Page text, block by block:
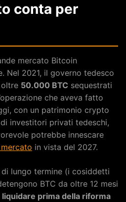
conta per
mercato Bitcoin
Nel 2021, il governo tedesco
50.000 BTC sequestrati
che aveva fatto
con un patrimonio crypto
investitori privati tedeschi,
potrebbe innescare
in vista del 2027.
lungo termine (i cosiddetti
BTC da oltre 12 mesi
liquidare prima della riforma